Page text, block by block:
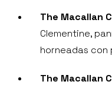
The Macallan
Clementine,
horneadas con
The Macallan